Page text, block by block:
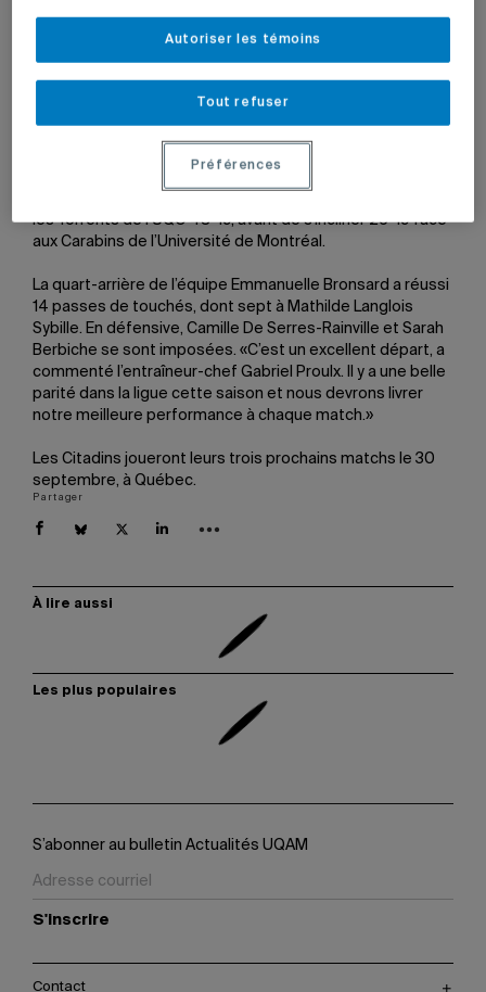
Jean-François Ducharme
victoires en trois rencontres lors du premier tournoi de la
les Torrents de l’UQO 48-19, avant de s’incliner 26-19 face
aux Carabins de l’Université de Montréal.
La quart-arrière de l’équipe Emmanuelle Bronsard a réussi
14 passes de touchés, dont sept à Mathilde Langlois
Sybille. En défensive, Camille De Serres-Rainville et Sarah
Berbiche se sont imposées. «C’est un excellent départ, a
commenté l’entraîneur-chef Gabriel Proulx. Il y a une belle
parité dans la ligue cette saison et nous devrons livrer
notre meilleure performance à chaque match.»
Les Citadins joueront leurs trois prochains matchs le 30
septembre, à Québec.
Partager
À lire aussi
Les plus populaires
S’abonner au bulletin Actualités UQAM
S'inscrire
Contact
Tout refuser
Autoriser les témoins
Préférences